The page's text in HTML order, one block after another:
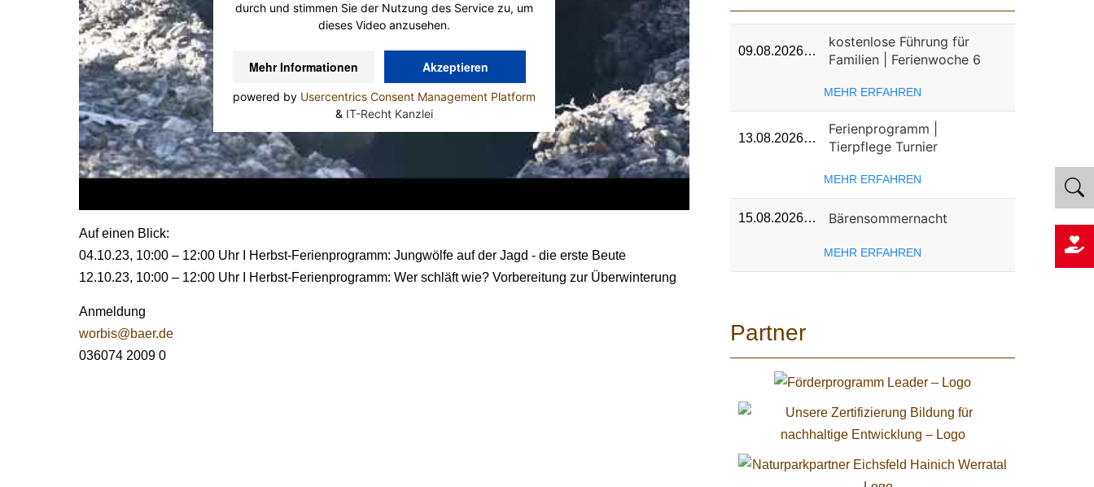
durch und stimmen Sie der Nutzung des Service zu, um
dieses Video anzusehen.
Mehr Informationen Akzeptieren
powered by Usercentrics Consent Management Platform
& IT-Recht Kanzlei
Auf einen Blick:
04.10.23, 10:00 – 12:00 Uhr I Herbst-Ferienprogramm: Jungwölfe auf der Jagd - die erste Beute
12.10.23, 10:00 – 12:00 Uhr I Herbst-Ferienprogramm: Wer schläft wie? Vorbereitung zur Überwinterung
Anmeldung
worbis@baer.de
036074 2009 0
09.08.2026…
kostenlose Führung für
Familien | Ferienwoche 6
MEHR ERFAHREN
13.08.2026…
Ferienprogramm |
Tierpflege Turnier
MEHR ERFAHREN
15.08.2026… Bärensommernacht
MEHR ERFAHREN
Partner